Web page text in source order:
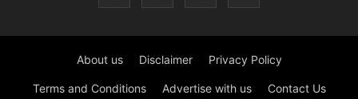
About us Disclaimer Privacy Policy
Terms and Conditions Advertise with us Contact Us